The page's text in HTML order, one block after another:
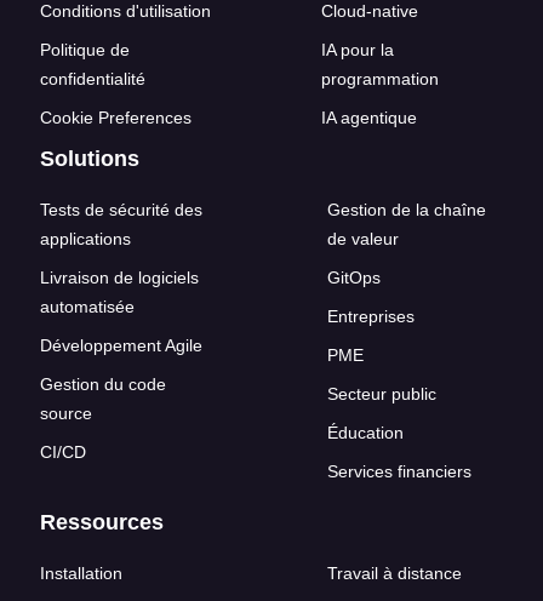
Conditions d'utilisation
Politique de
confidentialité
Cookie Preferences
Cloud-native
IA pour la
programmation
IA agentique
Solutions
Tests de sécurité des
applications
Livraison de logiciels
automatisée
Développement Agile
Gestion du code
source
CI/CD
Gestion de la chaîne
de valeur
GitOps
Entreprises
PME
Secteur public
Éducation
Services financiers
Ressources
Installation
Travail à distance